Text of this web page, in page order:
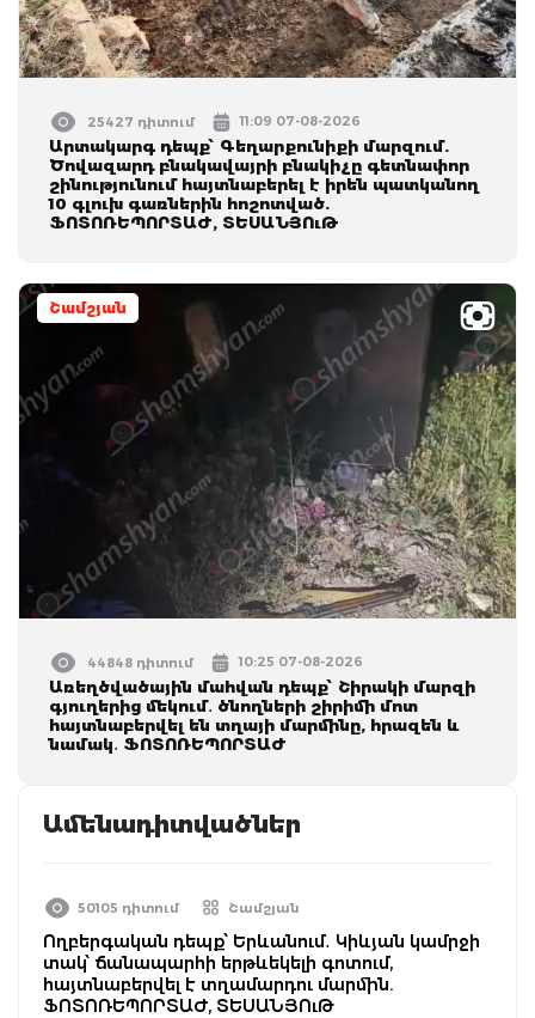
25427 դիտում 11:09 07-08-2026
Արտակարգ դեպք՝ Գեղարքունիքի մարզում.
Ծովազարդ բնակավայրի բնակիչը գետնափոր
շինությունում հայտնաբերել է իրեն պատկանող
10 գլուխ գառներին հոշոտված.
ՖՈՏՈՌԵՊՈՐՏԱԺ, ՏԵՍԱՆՅՈւԹ
Շամշյան
44848 դիտում 10:25 07-08-2026
Առեղծվածային մահվան դեպք՝ Շիրակի մարզի
գյուղերից մեկում․ ծնողների շիրիմի մոտ
հայտնաբերվել են տղայի մարմինը, հրազեն և
նամակ․ ՖՈՏՈՌԵՊՈՐՏԱԺ
Ամենադիտվածներ
50105 դիտում Շամշյան
Ողբերգական դեպք՝ Երևանում․ Կիևյան կամրջի
տակ՝ ճանապարհի երթևեկելի գոտում,
հայտնաբերվել է տղամարդու մարմին.
ՖՈՏՈՌԵՊՈՐՏԱԺ, ՏԵՍԱՆՅՈւԹ